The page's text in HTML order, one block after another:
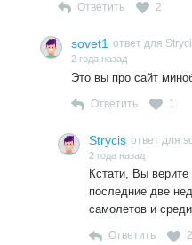
Ответить 2
sovet1 ответ для
2 года назад
Это вы про сайт
Ответить 1
Strycis ответ для
2 года назад
Кстати, Вы
последние две
самолетов и
Ответить 2